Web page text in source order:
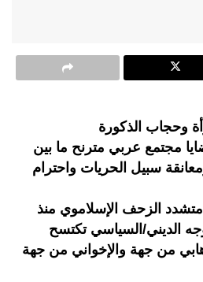
وحجاب الذكورة
مجتمع عربي مترنح ما بين
سبيل الحريات واحترام
الزحف الإسلاموي منذ
الديني/السياسي تكتسح
من جهة والإخواني من جهة